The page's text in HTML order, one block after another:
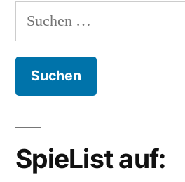
Suchen
nach:
SpieList auf: